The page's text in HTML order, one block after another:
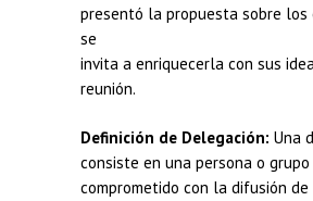
presentó la propuesta sobre los
se
invita a enriquecerla con sus
reunión.
Definición de Delegación: Una
consiste en una persona o grupo
comprometido con la difusión